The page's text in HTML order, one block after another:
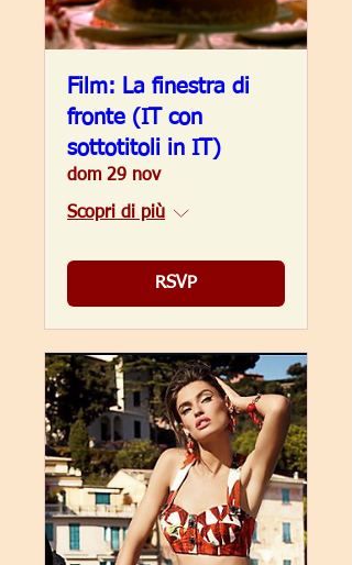
Film: La finestra di
fronte (IT con
sottotitoli in IT)
dom 29 nov
Scopri di più
RSVP